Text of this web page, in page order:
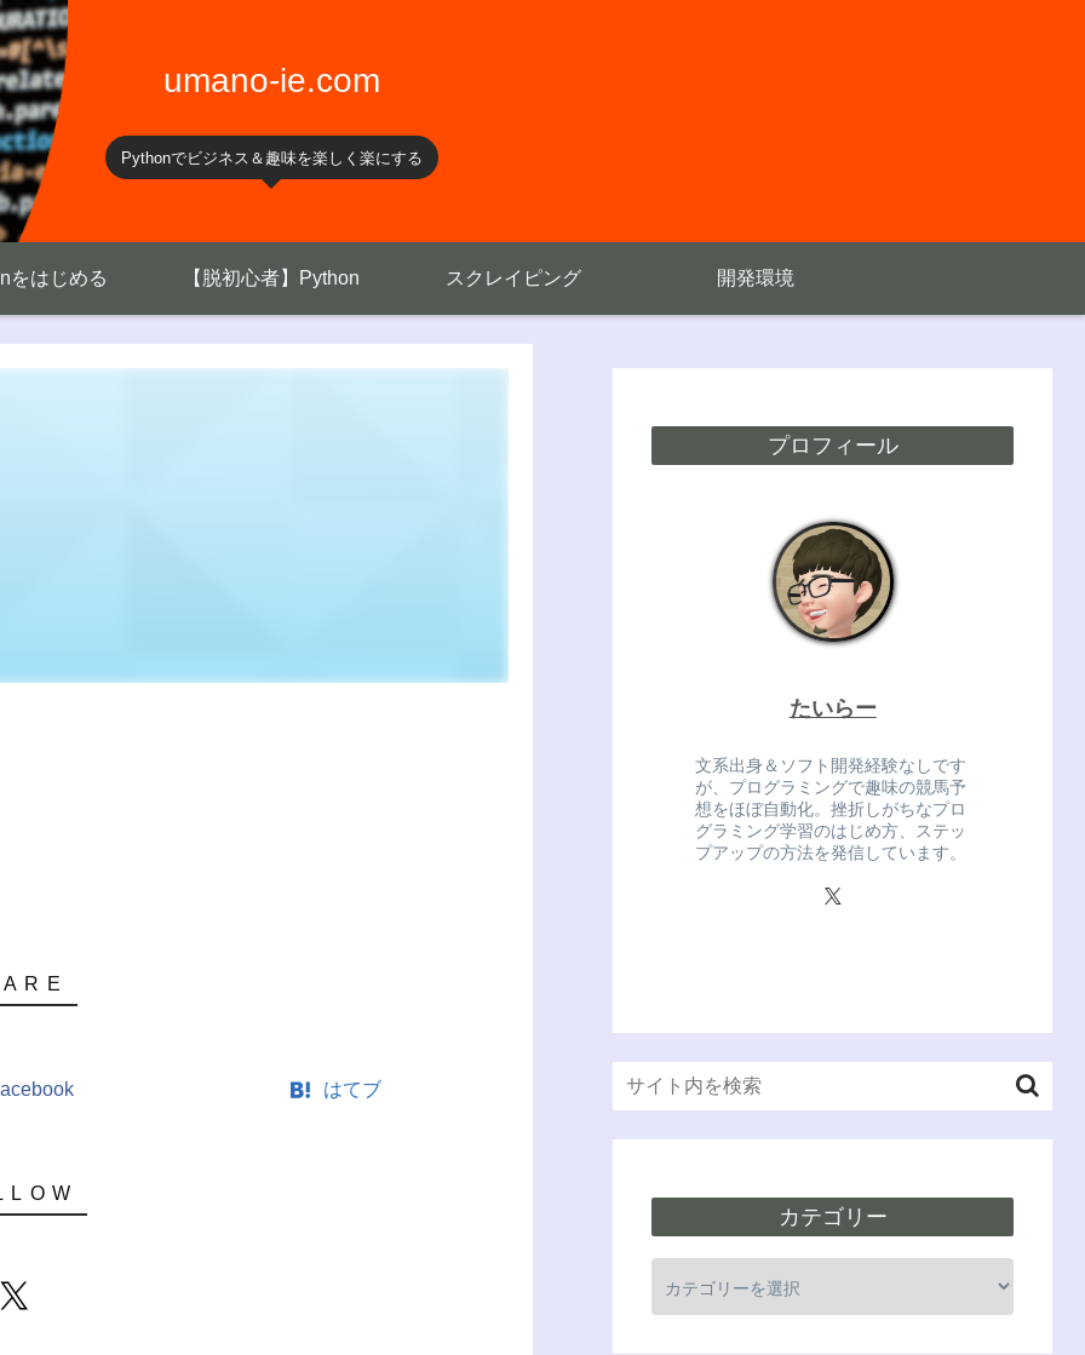
umano-ie.com
Pythonでビジネス＆趣味を楽しく楽にする
をはじめる 【脱初心者】Python スクレイピング 開発環境
はてブ
プロフィール
たいらー
文系出身＆ソフト開発経験なしです
が、プログラミングで趣味の競馬予
想をほぼ自動化。挫折しがちなプロ
グラミング学習のはじめ方、ステッ
プアップの方法を発信しています。
カテゴリー